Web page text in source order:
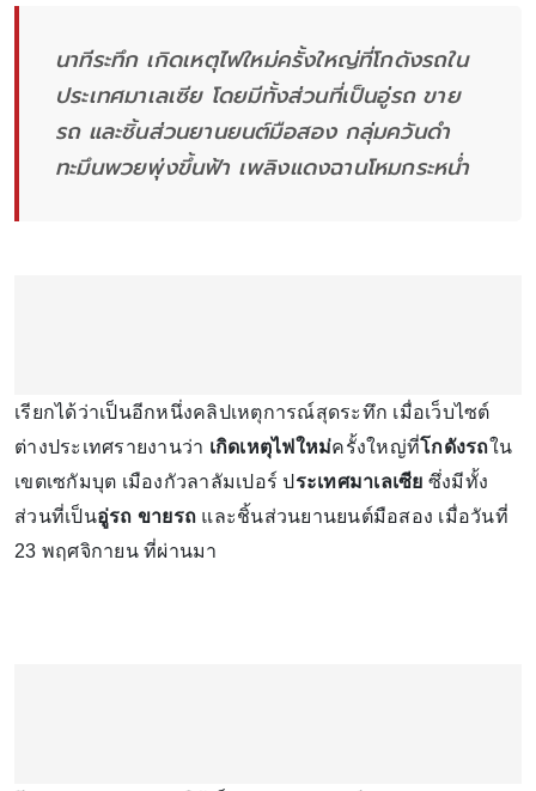
นาทีระทึก เกิดเหตุไฟใหม่ครั้งใหญ่ที่โกดังรถใน
ประเทศมาเลเซีย โดยมีทั้งส่วนที่เป็นอู่รถ ขาย
รถ และชิ้นส่วนยานยนต์มือสอง กลุ่มควันดำ
ทะมึนพวยพุ่งขึ้นฟ้า เพลิงแดงฉานโหมกระหน่ำ
เรียกได้ว่าเป็นอีกหนึ่งคลิปเหตุการณ์สุดระทึก เมื่อเว็บไซต์
ต่างประเทศรายงานว่า เกิดเหตุไฟใหม่ครั้งใหญ่ที่โกดังรถใน
เขตเซกัมบุต เมืองกัวลาลัมเปอร์ ป ระเทศมาเลเซีย ซึ่งมีทั้ง
ส่วนที่เป็นอู่รถ ขายรถ และชิ้นส่วนยานยนต์มือสอง เมื่อวันที่
23 พฤศจิกายน ที่ผ่านมา